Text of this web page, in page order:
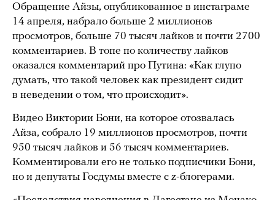
Обращение Айзы, опубликованное в инстаграме
14 апреля, набрало больше 2 миллионов
просмотров, больше 70 тысяч лайков и почти 2700
комментариев. В топе по количеству лайков
оказался комментарий про Путина: «Как глупо
думать, что такой человек как президент сидит
в неведении о том, что происходит».
Видео Виктории Бони, на которое отозвалась
Айза, собрало 19 миллионов просмотров, почти
950 тысяч лайков и 56 тысяч комментариев.
Комментировали его не только подписчики Бони,
но и депутаты Госдумы вместе с z-блогерами.